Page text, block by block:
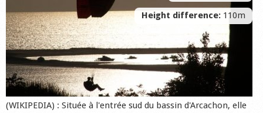
Height difference: 110m
(WIKIPEDIA) : Située à l'entrée sud du bassin d'Arcachon, elle